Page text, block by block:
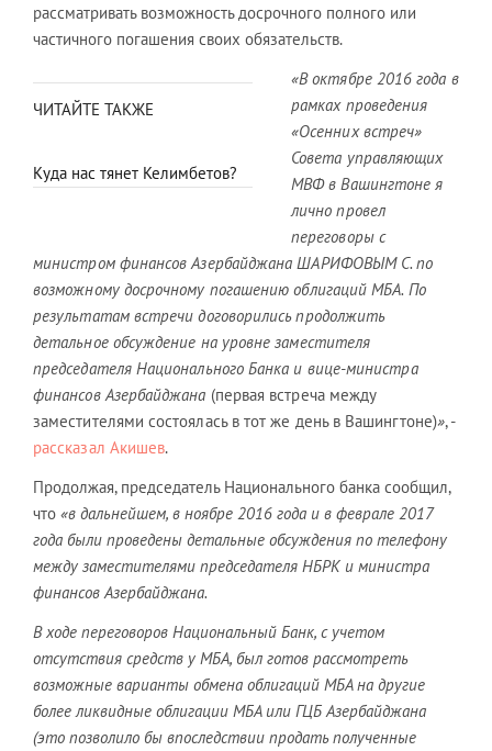
рассматривать возможность досрочного полного или
частичного погашения своих обязательств.
ЧИТАЙТЕ ТАКЖЕ
Куда нас тянет Келимбетов?
«В октябре 2016 года в
рамках проведения
«Осенних встреч»
Совета управляющих
МВФ в Вашингтоне я
лично провел
переговоры с
министром финансов Азербайджана ШАРИФОВЫМ С. по
возможному досрочному погашению облигаций МБА. По
результатам встречи договорились продолжить
детальное обсуждение на уровне заместителя
председателя Национального Банка и вице-министра
финансов Азербайджана (первая встреча между
заместителями состоялась в тот же день в Вашингтоне)», -
рассказал Акишев.
Продолжая, председатель Национального банка сообщил,
что «в дальнейшем, в ноябре 2016 года и в феврале 2017
года были проведены детальные обсуждения по телефону
между заместителями председателя НБРК и министра
финансов Азербайджана.
В ходе переговоров Национальный Банк, с учетом
отсутствия средств у МБА, был готов рассмотреть
возможные варианты обмена облигаций МБА на другие
более ликвидные облигации МБА или ГЦБ Азербайджана
(это позволило бы впоследствии продать полученные